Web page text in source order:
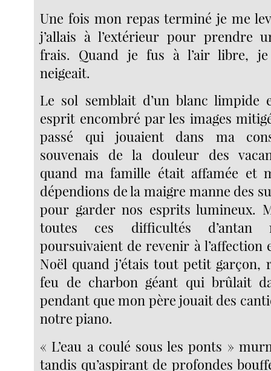
Une fois mon repas terminé je me
j’allais à l’extérieur pour prendre
frais. Quand je fus à l’air libre, je
neigeait.
Le sol semblait d’un blanc limpide
esprit encombré par les images
passé qui jouaient dans ma
souvenais de la douleur des
quand ma famille était affamée et
dépendions de la maigre manne des
pour garder nos esprits lumineux.
toutes ces difficultés d’antan
poursuivaient de revenir à l’affection
Noël quand j’étais tout petit garçon,
feu de charbon géant qui brûlait
pendant que mon père jouait des
notre piano.
« L’eau a coulé sous les ponts »
tandis qu’aspirant de profondes